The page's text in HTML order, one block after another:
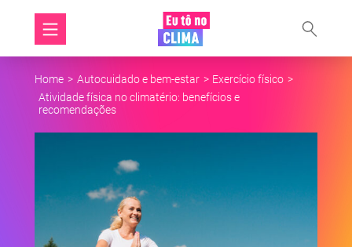
Home > Autocuidado e bem-estar > Exercício físico >
Atividade física no climatério: benefícios e
recomendações